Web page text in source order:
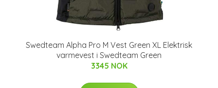
Swedteam Alpha Pro M Vest Green XL Elektrisk
varmevest i Swedteam Green
3345 NOK